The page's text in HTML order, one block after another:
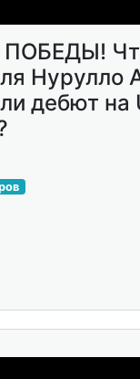
Нурулло
дебют на